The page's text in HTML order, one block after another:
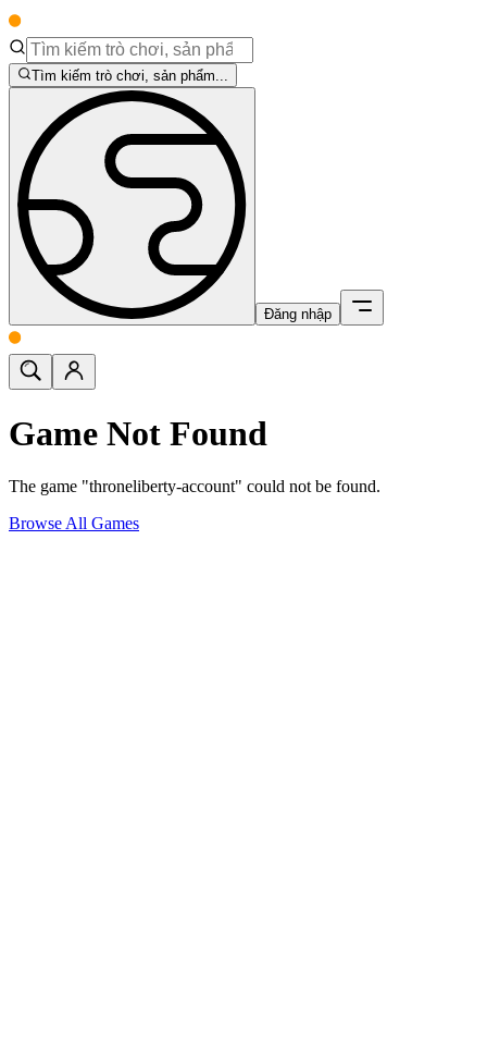
Tìm kiếm trò chơi, sản phẩm...
Đăng nhập
Game Not Found
The game "throneliberty-account" could not be found.
Browse All Games